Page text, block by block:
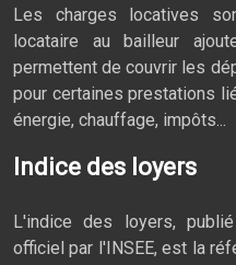
Les charges locatives
locataire au bailleur
permettent de couvrir les
pour certaines prestations
énergie, chauffage, impôts...
Indice des loyers
L'indice des loyers,
officiel par l'INSEE, est la